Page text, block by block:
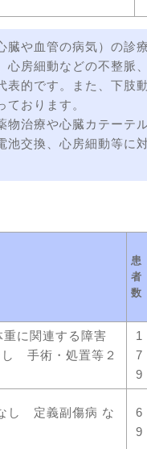
臓や血管の病気）の診
心房細動などの不整脈
表的です。また、下肢
おります。
物治療や心臓カテーテ
池交換、心房細動等に
患
者
数
に関連する障害
手術・処置等２
1
7
9
し 定義副傷病 な
6
9